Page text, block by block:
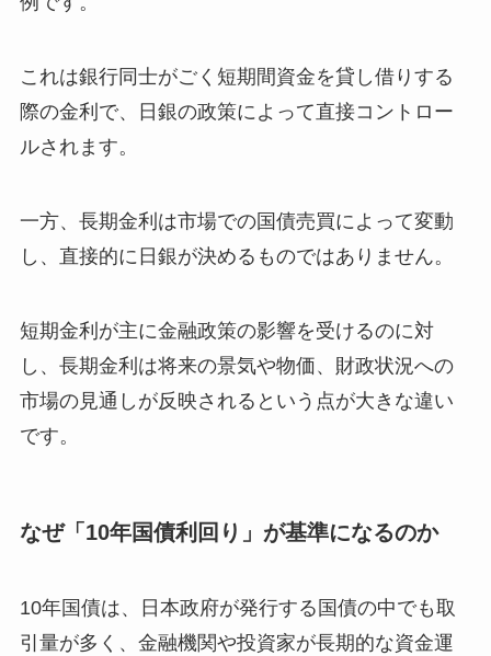
これは銀行同士がごく短期間資金を貸し借りする
際の金利で、日銀の政策によって直接コントロー
ルされます。
一方、長期金利は市場での国債売買によって変動
し、直接的に日銀が決めるものではありません。
短期金利が主に金融政策の影響を受けるのに対
し、長期金利は将来の景気や物価、財政状況への
市場の見通しが反映されるという点が大きな違い
です。
なぜ「10年国債利回り」が基準になるのか
10年国債は、日本政府が発行する国債の中でも取
引量が多く、金融機関や投資家が長期的な資金運